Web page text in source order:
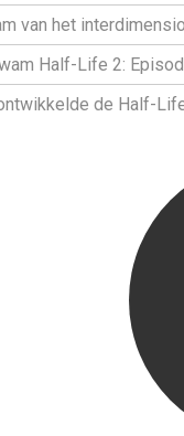
van het
Half-Life 2:
de Half-